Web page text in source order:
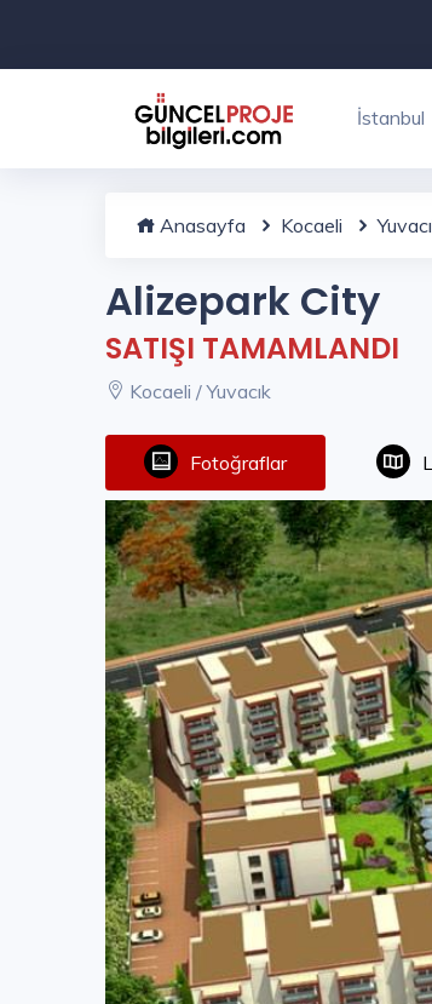
İstanbul
Anasayfa Kocaeli
Alizepark City
SATIŞI TAMAMLANDI
Kocaeli / Yuvacık
Fotoğraflar